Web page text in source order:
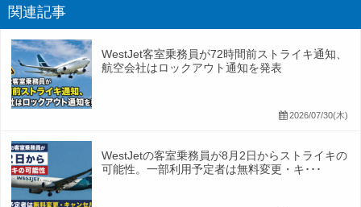
関連記事
WestJet客室乗務員が72時間前ストライキ通知、
航空会社はロックアウト通知を発表
2026/07/30(木)
WestJetの客室乗務員が8月2日からストライキの
可能性。一部利用予定者は無料変更・キ･･･